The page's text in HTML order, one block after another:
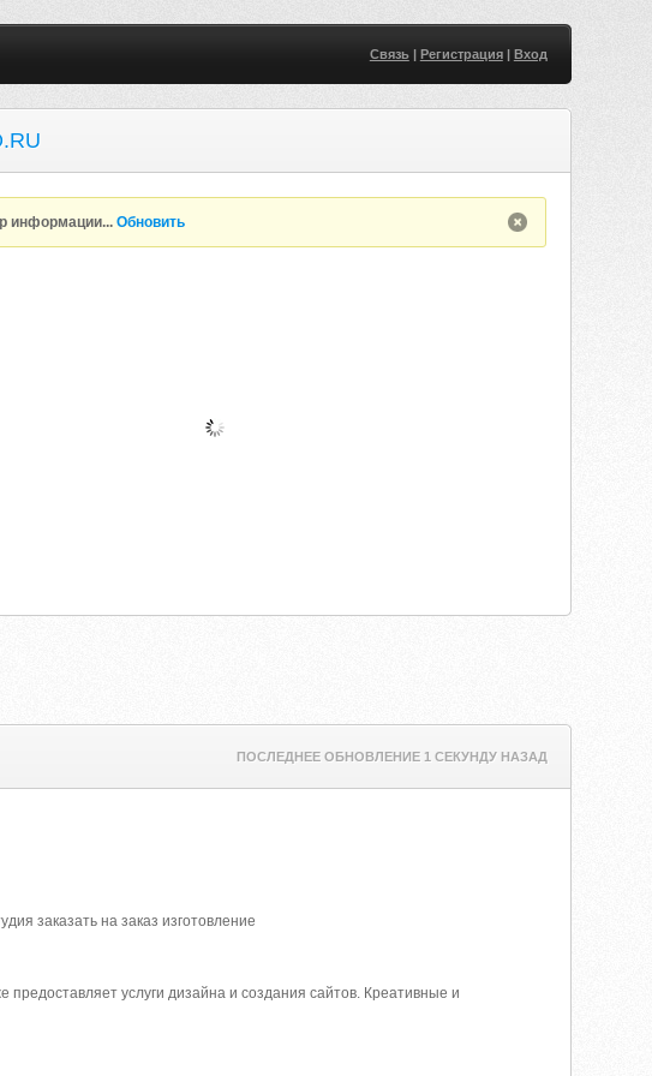
Связь| Регистрация| Вход
информации...Обновить
ПОСЛЕДНЕЕ ОБНОВЛЕНИЕ 1 СЕКУНДУ НАЗАД
заказать на заказ изготовление
услуги дизайна и создания сайтов. Креативные и